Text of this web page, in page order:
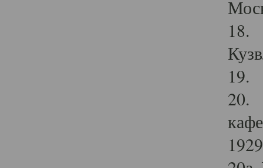
18.
19.
20.